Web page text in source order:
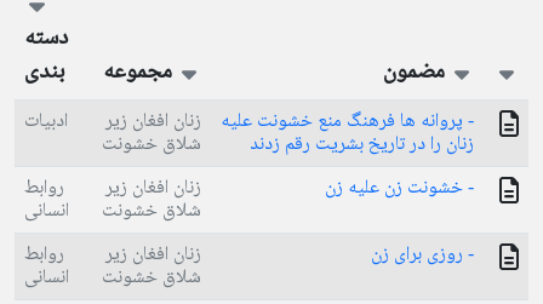
مضمون مجموعه
دسته
بندی
- پروانه ها فرهنگ منع خشونت عليه
زنان را در تاريخ بشريت رقم زدند
زنان افغان زير
شلاق خشونت
ادبیات
- خشونت زن عليه زن زنان افغان زير
شلاق خشونت
روابط
انسانی
- روزى براى زن
زنان افغان زير
شلاق خشونت
روابط
انسانی